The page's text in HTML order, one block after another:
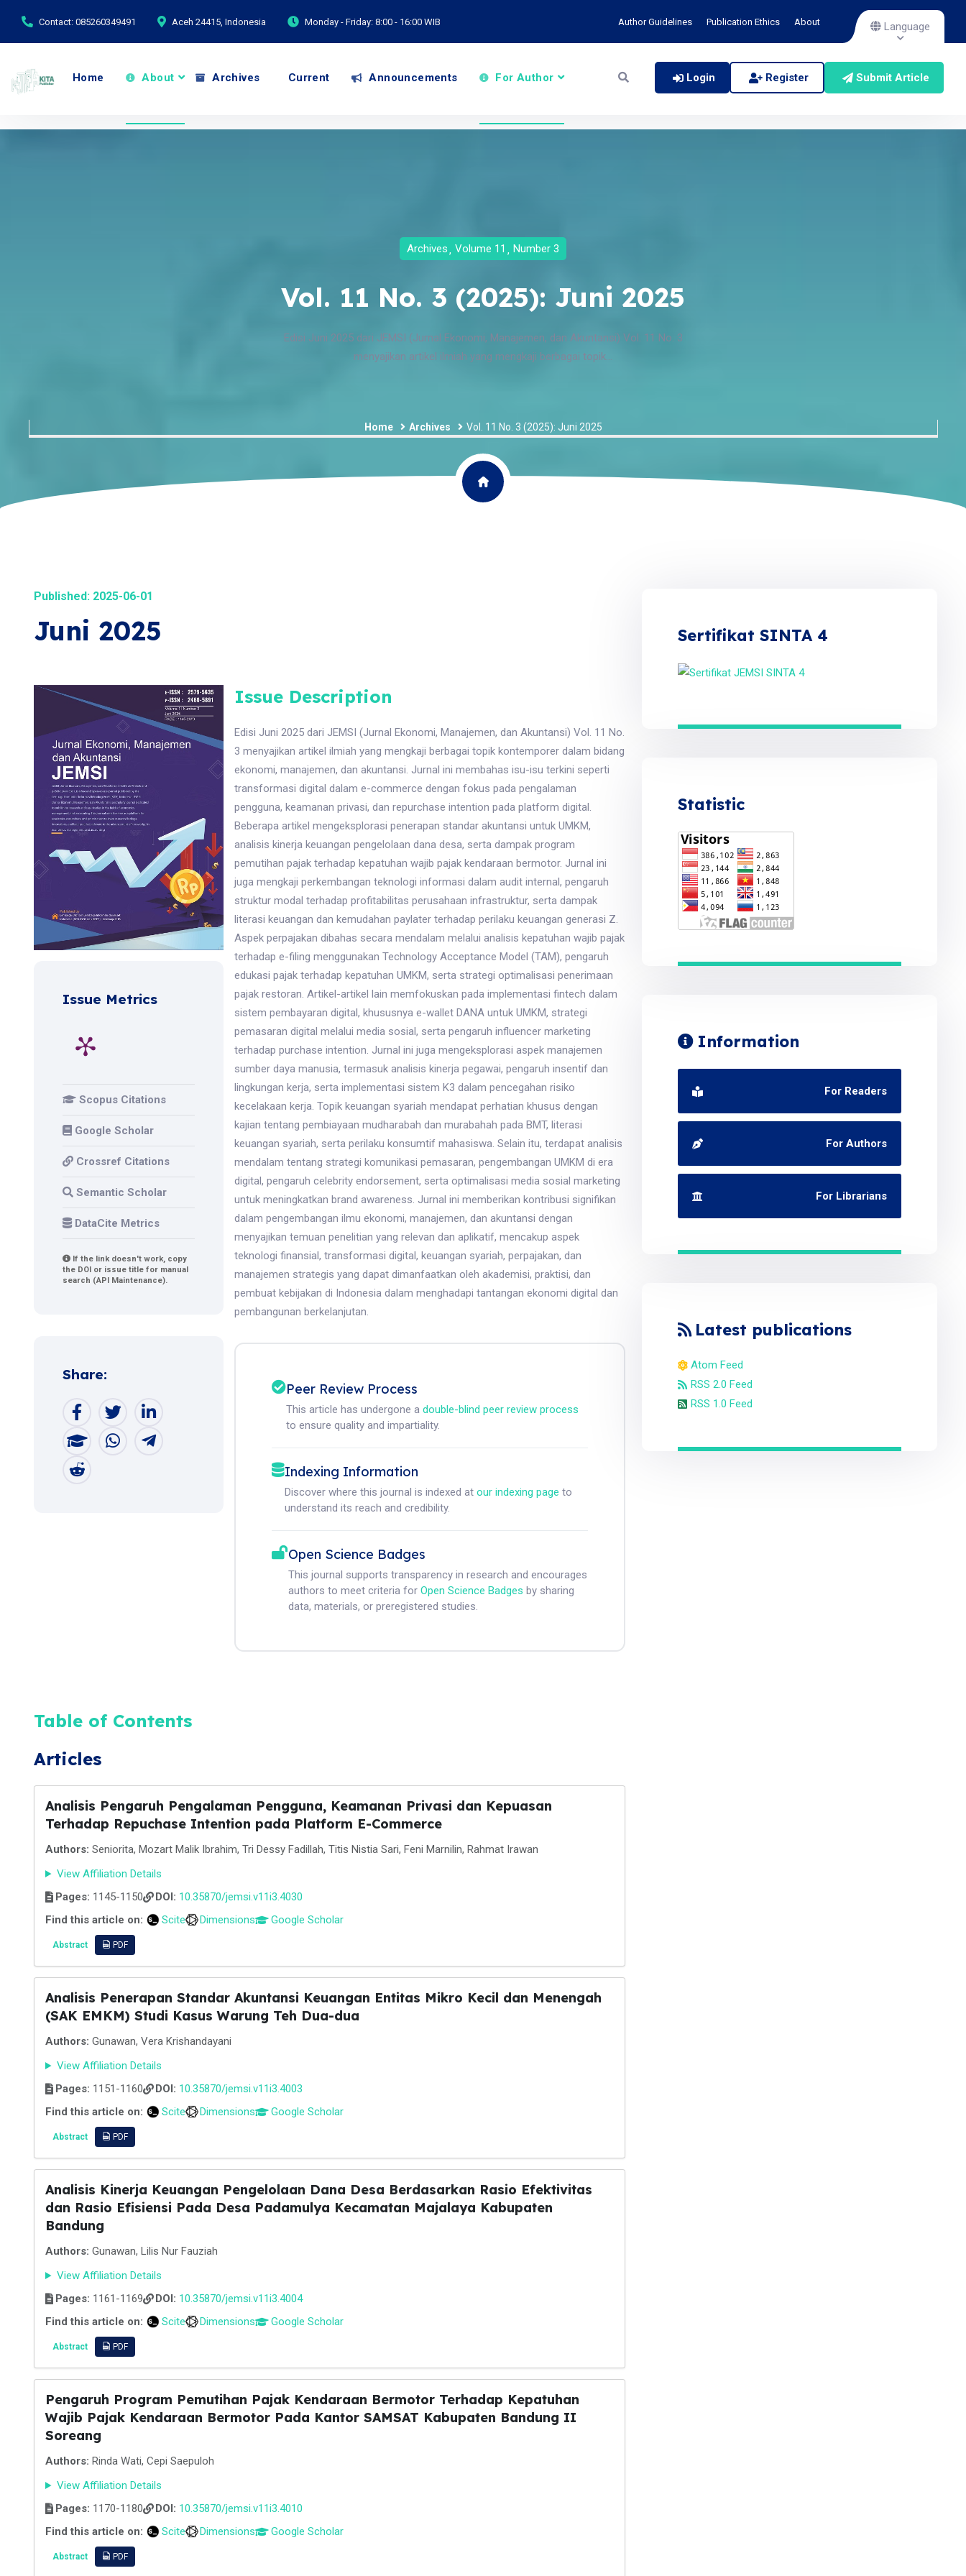
Contact: 085260349491 Aceh 24415, Indonesia Monday - Friday: 8:00 - 16:00 WIB Author Guidelines Publication Ethics About Language
Home About Archives Current Announcements For Author Login Register Submit Article
Archives Volume 11 Number 3
Vol. 11 No. 3 (2025): Juni 2025
Edisi Juni 2025 dari JEMSI (Jurnal Ekonomi, Manajemen, dan Akuntansi) Vol. 11 No. 3
menyajikan artikel ilmiah yang mengkaji berbagai topik...
Home Archives Vol. 11 No. 3 (2025): Juni 2025
Published: 2025-06-01
Juni 2025
Issue Metrics
Scopus Citations
Google Scholar
Crossref Citations
Semantic Scholar
DataCite Metrics
If the link doesn't work, copy
the DOI or issue title for manual
search (API Maintenance).
Share:
Issue Description
Edisi Juni 2025 dari JEMSI (Jurnal Ekonomi, Manajemen, dan Akuntansi) Vol. 11 No.
3 menyajikan artikel ilmiah yang mengkaji berbagai topik kontemporer dalam bidang
ekonomi, manajemen, dan akuntansi. Jurnal ini membahas isu-isu terkini seperti
transformasi digital dalam e-commerce dengan fokus pada pengalaman
pengguna, keamanan privasi, dan repurchase intention pada platform digital.
Beberapa artikel mengeksplorasi penerapan standar akuntansi untuk UMKM,
analisis kinerja keuangan pengelolaan dana desa, serta dampak program
pemutihan pajak terhadap kepatuhan wajib pajak kendaraan bermotor. Jurnal ini
juga mengkaji perkembangan teknologi informasi dalam audit internal, pengaruh
struktur modal terhadap profitabilitas perusahaan infrastruktur, serta dampak
literasi keuangan dan kemudahan paylater terhadap perilaku keuangan generasi Z.
Aspek perpajakan dibahas secara mendalam melalui analisis kepatuhan wajib pajak
terhadap e-filing menggunakan Technology Acceptance Model (TAM), pengaruh
edukasi pajak terhadap kepatuhan UMKM, serta strategi optimalisasi penerimaan
pajak restoran. Artikel-artikel lain memfokuskan pada implementasi fintech dalam
sistem pembayaran digital, khususnya e-wallet DANA untuk UMKM, strategi
pemasaran digital melalui media sosial, serta pengaruh influencer marketing
terhadap purchase intention. Jurnal ini juga mengeksplorasi aspek manajemen
sumber daya manusia, termasuk analisis kinerja pegawai, pengaruh insentif dan
lingkungan kerja, serta implementasi sistem K3 dalam pencegahan risiko
kecelakaan kerja. Topik keuangan syariah mendapat perhatian khusus dengan
kajian tentang pembiayaan mudharabah dan murabahah pada BMT, literasi
keuangan syariah, serta perilaku konsumtif mahasiswa. Selain itu, terdapat analisis
mendalam tentang strategi komunikasi pemasaran, pengembangan UMKM di era
digital, pengaruh celebrity endorsement, serta optimalisasi media sosial marketing
untuk meningkatkan brand awareness. Jurnal ini memberikan kontribusi signifikan
dalam pengembangan ilmu ekonomi, manajemen, dan akuntansi dengan
menyajikan temuan penelitian yang relevan dan aplikatif, mencakup aspek
teknologi finansial, transformasi digital, keuangan syariah, perpajakan, dan
manajemen strategis yang dapat dimanfaatkan oleh akademisi, praktisi, dan
pembuat kebijakan di Indonesia dalam menghadapi tantangan ekonomi digital dan
pembangunan berkelanjutan.
Peer Review Process
This article has undergone adouble-blind peer review process
to ensure quality and impartiality.
Indexing Information
Discover where this journal is indexed atour indexing page to
understand its reach and credibility.
Open Science Badges
This journal supports transparency in research and encourages
authors to meet criteria forOpen Science Badges by sharing
data, materials, or preregistered studies.
Table of Contents
Articles
Analisis Pengaruh Pengalaman Pengguna, Keamanan Privasi dan Kepuasan
Terhadap Repuchase Intention pada Platform E-Commerce
Authors: Seniorita, Mozart Malik Ibrahim, Tri Dessy Fadillah, Titis Nistia Sari, Feni Marnilin, Rahmat Irawan
View Affiliation Details
Pages: 1145-1150 DOI: 10.35870/jemsi.v11i3.4030
Find this article on:
Scite Dimensions Google Scholar
Abstract PDF
Analisis Penerapan Standar Akuntansi Keuangan Entitas Mikro Kecil dan Menengah
(SAK EMKM) Studi Kasus Warung Teh Dua-dua
Authors: Gunawan, Vera Krishandayani
View Affiliation Details
Pages: 1151-1160 DOI: 10.35870/jemsi.v11i3.4003
Find this article on:
Scite Dimensions Google Scholar
Abstract PDF
Analisis Kinerja Keuangan Pengelolaan Dana Desa Berdasarkan Rasio Efektivitas
dan Rasio Efisiensi Pada Desa Padamulya Kecamatan Majalaya Kabupaten
Bandung
Authors: Gunawan, Lilis Nur Fauziah
View Affiliation Details
Pages: 1161-1169 DOI: 10.35870/jemsi.v11i3.4004
Find this article on:
Scite Dimensions Google Scholar
Abstract PDF
Pengaruh Program Pemutihan Pajak Kendaraan Bermotor Terhadap Kepatuhan
Wajib Pajak Kendaraan Bermotor Pada Kantor SAMSAT Kabupaten Bandung II
Soreang
Authors: Rinda Wati, Cepi Saepuloh
View Affiliation Details
Pages: 1170-1180 DOI: 10.35870/jemsi.v11i3.4010
Find this article on:
Scite Dimensions Google Scholar
Abstract PDF
Sertifikat SINTA 4
Statistic
Information
For Readers
For Authors
For Librarians
Latest publications
Atom Feed
RSS 2.0 Feed
RSS 1.0 Feed